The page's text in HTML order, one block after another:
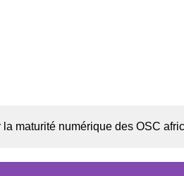
numérique des OSC